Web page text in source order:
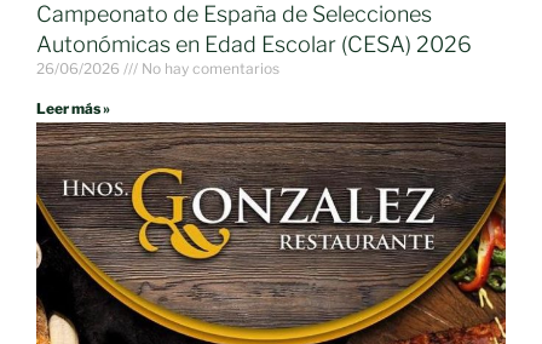
Campeonato de España de Selecciones
Autonómicas en Edad Escolar (CESA) 2026
26/06/2026 No hay comentarios
Leer más »